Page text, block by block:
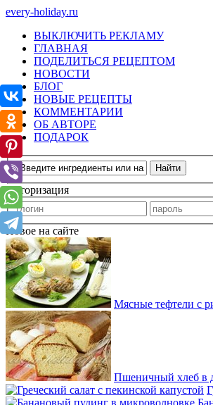
every-holiday.ru
ВЫКЛЮЧИТЬ РЕКЛАМУ
ГЛАВНАЯ
ПОДЕЛИТЬСЯ РЕЦЕПТОМ
НОВОСТИ
БЛОГ
НОВЫЕ РЕЦЕПТЫ
КОММЕНТАРИИ
ОБ АВТОРЕ
ПОДАРОК
Авторизация
Новое на сайте
Мясные тефтели с
Пшеничный хлеб в